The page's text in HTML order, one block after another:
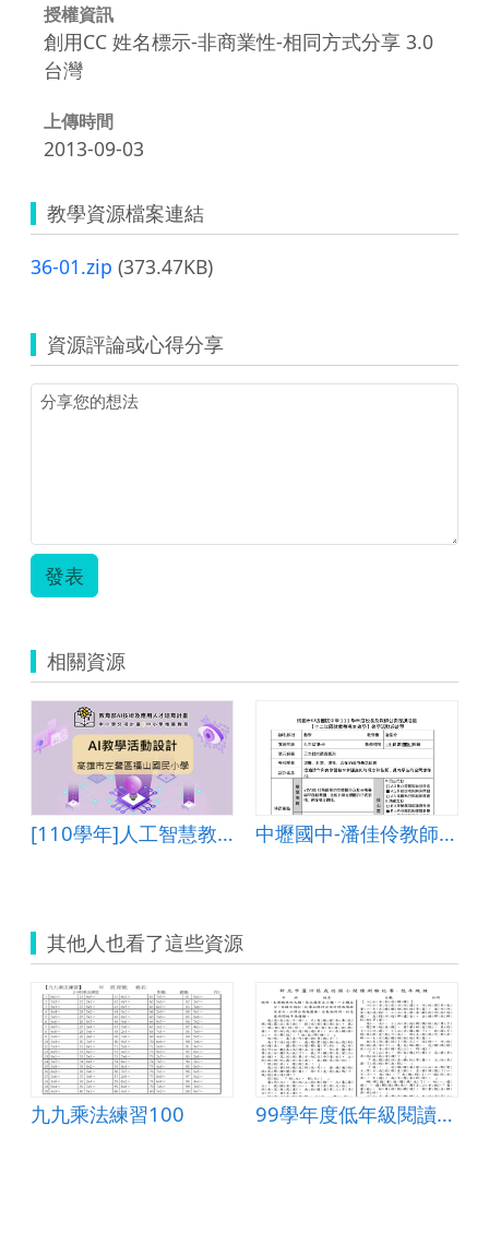
授權資訊
創用CC 姓名標示-非商業性-相同方式分享 3.0
台灣
上傳時間
2013-09-03
教學資源檔案連結
36-01.zip (373.47KB)
資源評論或心得分享
發表
相關資源
[110學年]人工智慧教學活動設計―高雄市左營區福山國民小學 中壢國中-潘佳伶教師-數學科9年級《正方體的截面圖形》教學活動設計單
其他人也看了這些資源
九九乘法練習100 99學年度低年級閱讀測驗